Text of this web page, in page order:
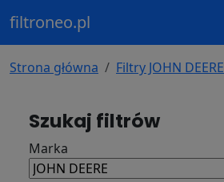
filtroneo.pl
Strona główna Filtry JOHN DEERE
Szukaj filtrów
Marka